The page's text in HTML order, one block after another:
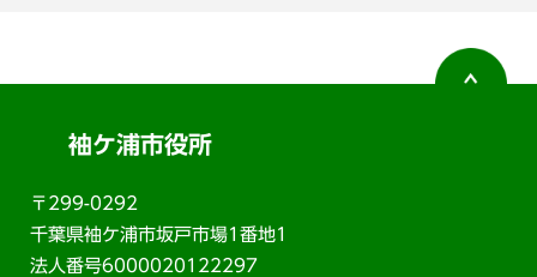
袖ケ浦市役所
〒299-0292
千葉県袖ケ浦市坂戸市場1番地1
法人番号6000020122297